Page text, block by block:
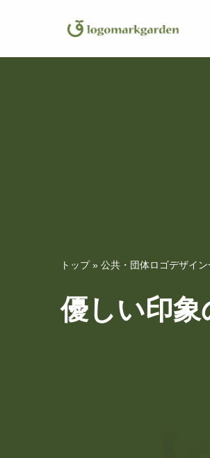
ン
トップ» 公共・団体ロゴデザイン
優しい印象